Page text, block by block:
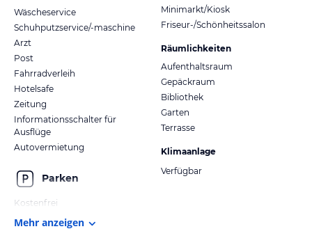
Wäscheservice
Schuhputzservice/-maschine
Arzt
Post
Fahrradverleih
Hotelsafe
Zeitung
Informationsschalter für
Ausflüge
Autovermietung
Parken
Kostenfrei
Minimarkt/Kiosk
Friseur-/Schönheitssalon
Räumlichkeiten
Aufenthaltsraum
Gepäckraum
Bibliothek
Garten
Terrasse
Klimaanlage
Verfügbar
Mehr anzeigen